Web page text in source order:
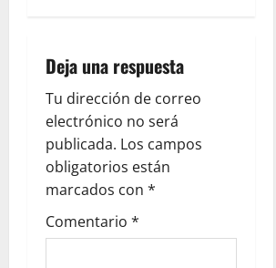
c
i
ó
n
d
e
Deja una respuesta
Tu dirección de correo
electrónico no será
publicada. Los campos
obligatorios están
marcados con *
Comentario *